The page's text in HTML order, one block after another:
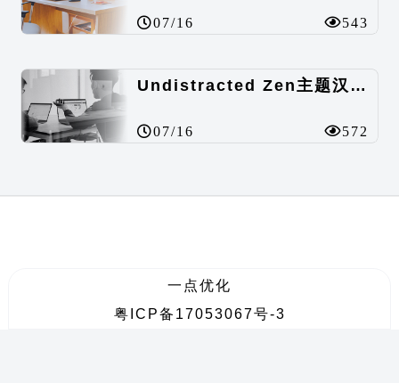
07/16 543
Undistracted Zen主题汉化包
07/16 572
一点优化
粤ICP备17053067号-3